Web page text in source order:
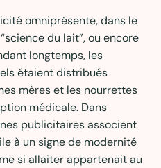
omniprésente, dans le
du lait”, ou encore
longtemps, les
étaient distribués
mères et les nourrettes
médicale. Dans
publicitaires associent
à un signe de modernité
si allaiter appartenait au